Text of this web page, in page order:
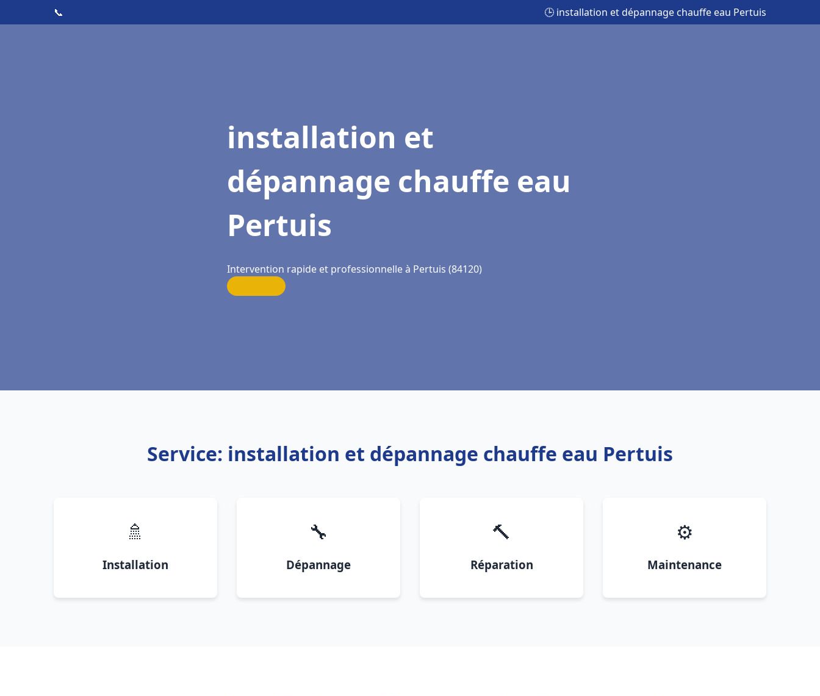
📞 🕒 installation et dépannage chauffe eau Pertuis
installation et
dépannage chauffe eau
Pertuis
Intervention rapide et professionnelle à Pertuis (84120)
Service: installation et dépannage chauffe eau Pertuis
🚿
Installation
🔧
Dépannage
🔨
Réparation
⚙️
Maintenance